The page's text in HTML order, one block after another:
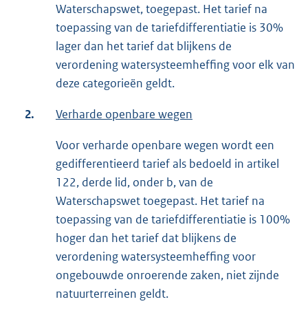
Waterschapswet, toegepast. Het tarief na
toepassing van de tariefdifferentiatie is 30%
lager dan het tarief dat blijkens de
verordening watersysteemheffing voor elk van
deze categorieën geldt.
2. Verharde openbare wegen
Voor verharde openbare wegen wordt een
gedifferentieerd tarief als bedoeld in artikel
122, derde lid, onder b, van de
Waterschapswet toegepast. Het tarief na
toepassing van de tariefdifferentiatie is 100%
hoger dan het tarief dat blijkens de
verordening watersysteemheffing voor
ongebouwde onroerende zaken, niet zijnde
natuurterreinen geldt.